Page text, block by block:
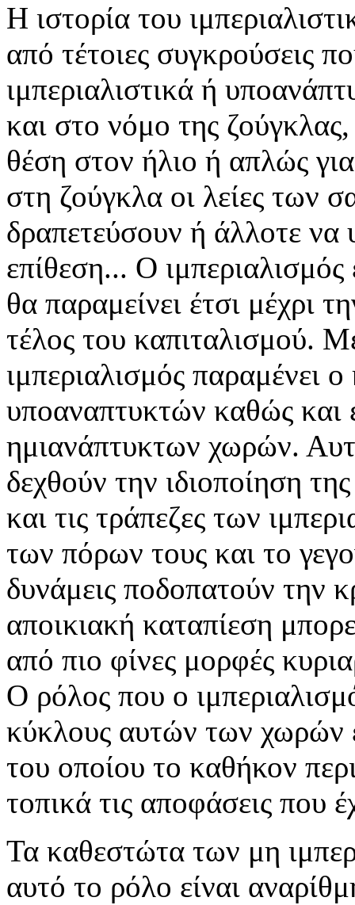
Η ιστορία του
από τέτοιες συγκρούσεις
ιμπεριαλιστικά ή
και στο νόμο της
θέση στον ήλιο ή απλώς
στη ζούγκλα οι λείες των
δραπετεύσουν ή άλλοτε να
επίθεση... Ο ιμπεριαλισμός
θα παραμείνει έτσι μέχρι
τέλος του καπιταλισμού.
ιμπεριαλισμός παραμένει
υποαναπτυκτών καθώς και
ημιανάπτυκτων χωρών.
δεχθούν την ιδιοποίηση
και τις τράπεζες των
των πόρων τους και το
δυνάμεις ποδοπατούν την
αποικιακή καταπίεση
από πιο φίνες μορφές
Ο ρόλος που ο
κύκλους αυτών των χωρών
του οποίου το καθήκον
τοπικά τις αποφάσεις που
Τα καθεστώτα των μη
αυτό το ρόλο είναι